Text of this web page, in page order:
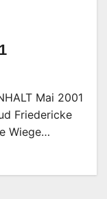
Mai 2001
Friedericke
Wiege…